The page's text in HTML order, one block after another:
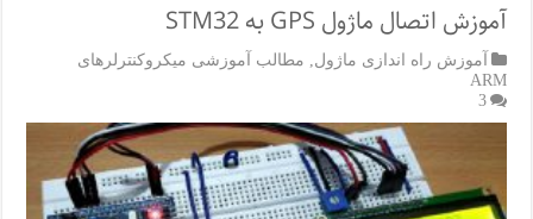
آموزش اتصال ماژول GPS به STM32
آموزش راه اندازی ماژول, مطالب آموزشی میکروکنترلرهای
ARM
3